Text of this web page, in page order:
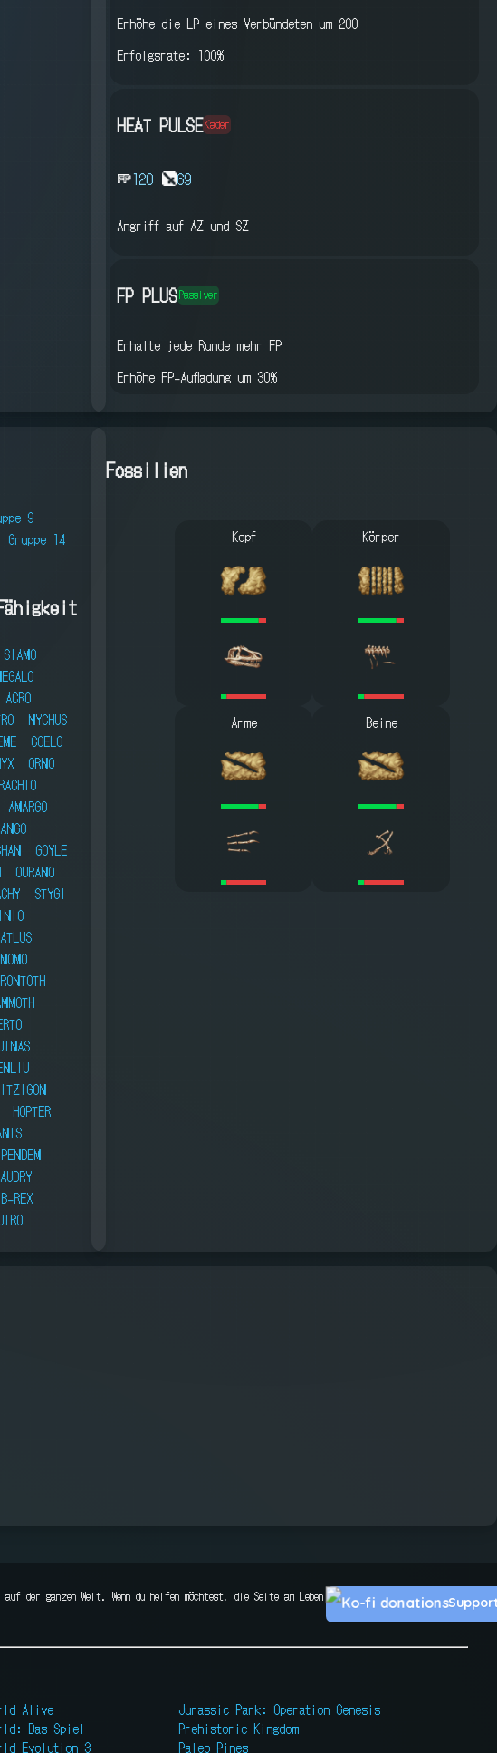
Erhöhe die LP eines Verbündeten um 200
Erfolgsrate: 100%
HEAT PULSEKader
120 69
Angriff auf AZ und SZ
FP PLUSPassiver
Erhalte jede Runde mehr FP
Erhöhe FP-Aufladung um 30%
9
Gruppe 14
SIAMO
ACRO
NYCHUS
COELO
ORNO
AMARGO
GOYLE
OURANO
STYGI
MOMO
HOPTER
PENDEM
B-REX
Fossilien
Kopf Körper
Arme Beine
ganzen Welt. Wenn du helfen möchtest, die Seite am Leben
Alive
Das Spiel
Evolution 3
Jurassic Park: Operation Genesis
Prehistoric Kingdom
Paleo Pines